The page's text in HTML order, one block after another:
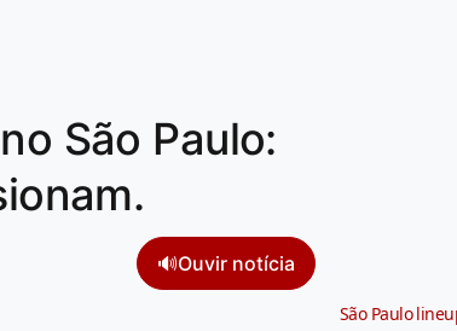
São Paulo:
🔊Ouvir notícia
São Paulo